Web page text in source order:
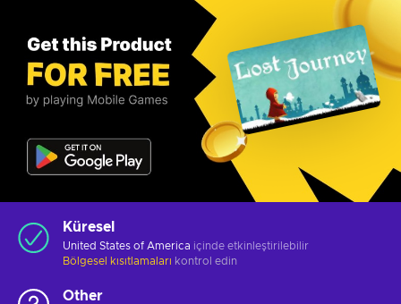
Küresel
United States of America içinde etkinleştirilebilir
Bölgesel kısıtlamaları kontrol edin
Other